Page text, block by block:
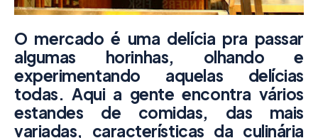
O mercado é uma delícia pra passar
algumas horinhas, olhando e
experimentando aquelas delícias
todas. Aqui a gente encontra vários
estandes de comidas, das mais
variadas, características da culinária